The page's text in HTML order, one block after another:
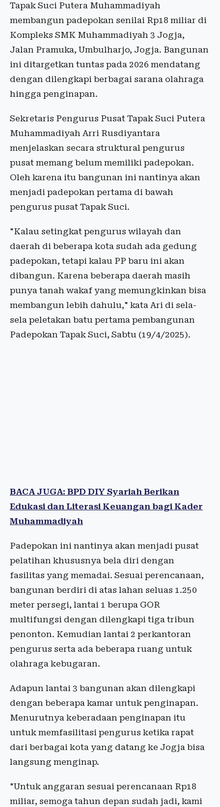
Tapak Suci Putera Muhammadiyah
membangun padepokan senilai Rp18 miliar di
Kompleks SMK Muhammadiyah 3 Jogja,
Jalan Pramuka, Umbulharjo, Jogja. Bangunan
ini ditargetkan tuntas pada 2026 mendatang
dengan dilengkapi berbagai sarana olahraga
hingga penginapan.
Sekretaris Pengurus Pusat Tapak Suci Putera
Muhammadiyah Arri Rusdiyantara
menjelaskan secara struktural pengurus
pusat memang belum memiliki padepokan.
Oleh karena itu bangunan ini nantinya akan
menjadi padepokan pertama di bawah
pengurus pusat Tapak Suci.
"Kalau setingkat pengurus wilayah dan
daerah di beberapa kota sudah ada gedung
padepokan, tetapi kalau PP baru ini akan
dibangun. Karena beberapa daerah masih
punya tanah wakaf yang memungkinkan bisa
membangun lebih dahulu," kata Ari di sela-
sela peletakan batu pertama pembangunan
Padepokan Tapak Suci, Sabtu (19/4/2025).
BACA JUGA: BPD DIY Syariah Berikan
Edukasi dan Literasi Keuangan bagi Kader
Muhammadiyah
Padepokan ini nantinya akan menjadi pusat
pelatihan khususnya bela diri dengan
fasilitas yang memadai. Sesuai perencanaan,
bangunan berdiri di atas lahan seluas 1.250
meter persegi, lantai 1 berupa GOR
multifungsi dengan dilengkapi tiga tribun
penonton. Kemudian lantai 2 perkantoran
pengurus serta ada beberapa ruang untuk
olahraga kebugaran.
Adapun lantai 3 bangunan akan dilengkapi
dengan beberapa kamar untuk penginapan.
Menurutnya keberadaan penginapan itu
untuk memfasilitasi pengurus ketika rapat
dari berbagai kota yang datang ke Jogja bisa
langsung menginap.
"Untuk anggaran sesuai perencanaan Rp18
miliar, semoga tahun depan sudah jadi, kami